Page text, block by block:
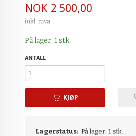
Pris
NOK 2 500,00
inkl. mva.
På lager: 1 stk.
ANTALL
KJØP
Lagerstatus: På lager: 1 stk.